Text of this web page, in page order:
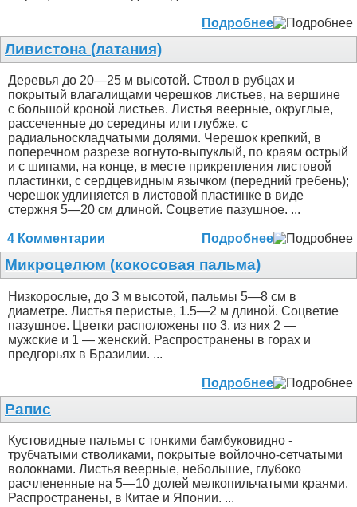
Подробнее
Ливистона (латания)
Деревья до 20—25 м высотой. Ствол в рубцах и
покрытый влагалищами черешков листьев, на вершине
с большой кроной листьев. Листья веерные, округлые,
рассеченные до середины или глубже, с
радиальноскладчатыми долями. Черешок крепкий, в
поперечном разрезе вогнуто-выпуклый, по краям острый
и с шипами, на конце, в месте прикрепления листовой
пластинки, с сердцевидным язычком (передний гребень);
черешок удлиняется в листовой пластинке в виде
стержня 5—20 см длиной. Соцветие пазушное. ...
4 Комментарии Подробнее
Микроцелюм (кокосовая пальма)
Низкорослые, до З м высотой, пальмы 5—8 см в
диаметре. Листья перистые, 1.5—2 м длиной. Соцветие
пазушное. Цветки расположены по 3, из них 2 —
мужские и 1 — женский. Распространены в горах и
предгорьях в Бразилии. ...
Подробнее
Рапис
Кустовидные пальмы с тонкими бамбуковидно -
трубчатыми стволиками, покрытые войлочно-сетчатыми
волокнами. Листья веерные, небольшие, глубоко
расчлененные на 5—10 долей мелкопильчатыми краями.
Распространены, в Китае и Японии. ...